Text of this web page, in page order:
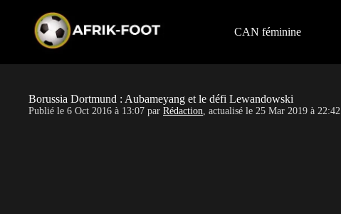
CAN féminine
Borussia Dortmund : Aubameyang et le défi Lewandowski
Publié le 6 Oct 2016 à 13:07 par Rédaction, actualisé le 25 Mar 2019 à 22:42